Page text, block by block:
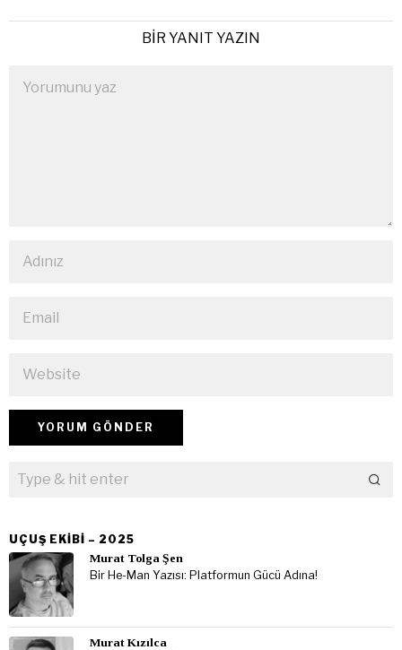
BIR YANIT YAZIN
UÇUŞ EKIBI – 2025
Murat Tolga Şen
Bir He-Man Yazısı: Platformun Gücü Adına!
Murat Kızılca